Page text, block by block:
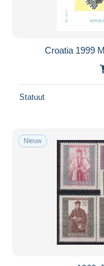
Croatia 1999
Statuut
Nieuw